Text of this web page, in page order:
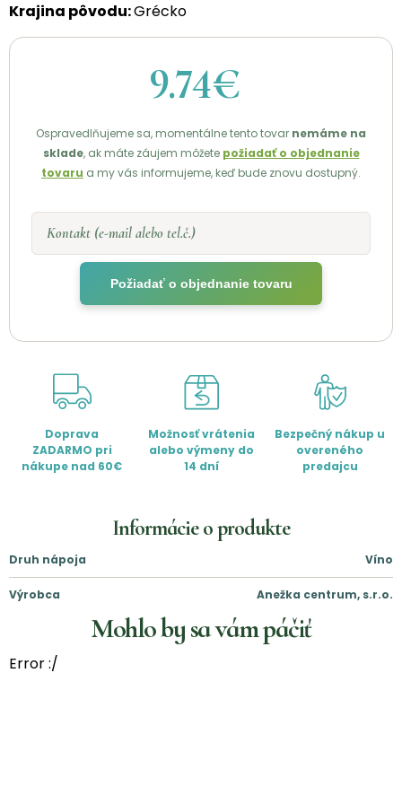
Krajina pôvodu:Grécko
9.74€
Ospravedlňujeme sa, momentálne tento tovar nemáme na
sklade, ak máte záujem môžete požiadať o objednanie
tovaru a my vás informujeme, keď bude znovu dostupný.
Kontakt (e-mail alebo tel.č.)
Požiadať o objednanie tovaru
Doprava
ZADARMO pri
nákupe nad 60€
Možnosť vrátenia
alebo výmeny do
14 dní
Bezpečný nákup u
overeného
predajcu
Informácie o produkte
Druh nápoja Víno
Výrobca Anežka centrum, s.r.o.
Mohlo by sa vám páčiť
Error :/